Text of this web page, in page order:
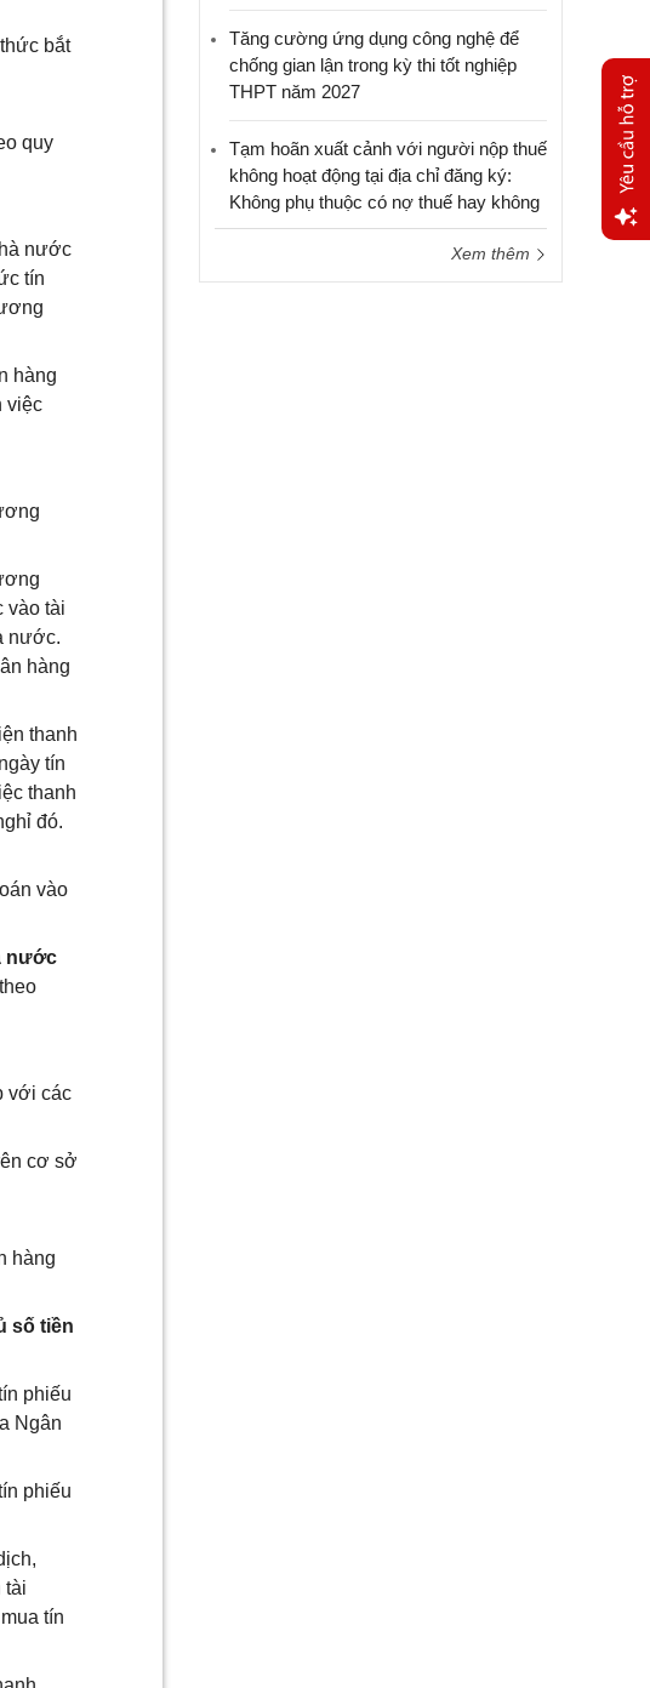
bắt
quy
nước
tín
hàng
việc
vào tài
nước.
hàng
thanh
tín
thanh
đó.
vào
nước
với các
cơ sở
hàng
số tiền
phiếu
Ngân
phiếu
tài
tín
Tăng cường ứng dụng công nghệ để
chống gian lận trong kỳ thi tốt nghiệp
THPT năm 2027
Tạm hoãn xuất cảnh với người nộp thuế
không hoạt động tại địa chỉ đăng ký:
Không phụ thuộc có nợ thuế hay không
Xem thêm